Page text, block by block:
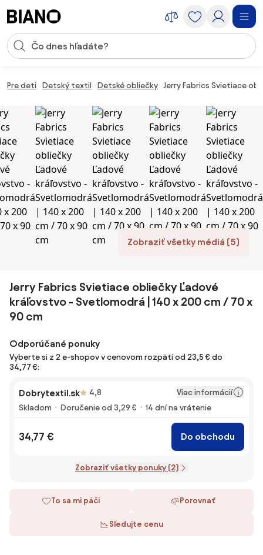
Vstup pre vyhľadávanie
Pre deti Detský textil Detské obliečky Jerry Fabrics Svietiace
Zobraziť všetky médiá (5)
Jerry Fabrics Svietiace obliečky Ľadové
kráľovstvo - Svetlomodrá | 140 x 200 cm / 70 x
90 cm
Odporúčané ponuky
Vyberte si z 2 e-shopov v cenovom rozpätí od 23,5 € do
34,77 €:
Dobrytextil.sk 4,8
Viac informácií
Skladom
Doručenie od 3,29 € 14 dní na vrátenie
34,77 € Do obchodu
Zobraziť všetky ponuky (2)
To sa mi páči Porovnať
Sledujte cenu